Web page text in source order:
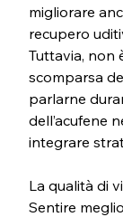
migliorare
recupero
Tuttavia, non
scomparsa
parlarne
dell’acufene
integrare
La qualità di
Sentire